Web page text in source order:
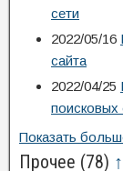
сети
2022/05/16
сайта
2022/04/25
поисковых
Показать
Прочее (78) ↑